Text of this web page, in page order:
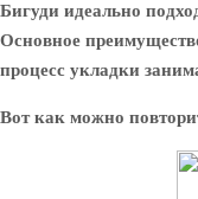
Бигуди идеально
Основное
процесс укладки
Вот как можно